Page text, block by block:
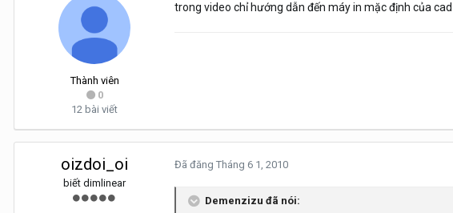
Thành viên
0
12 bài viết
trong video chỉ hướng dẫn đến máy in mặc định của
oizdoi_oi
biết dimlinear
Đã đăng Tháng 6 1, 2010
Demenzizu đã nói: